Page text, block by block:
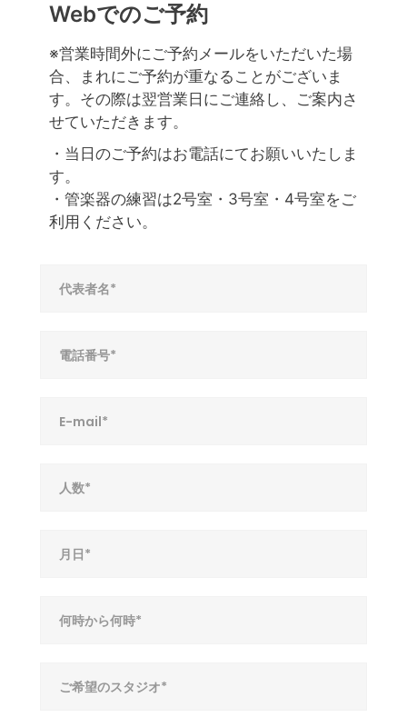
Webでのご予約
※営業時間外にご予約メールをいただいた場
合、まれにご予約が重なることがございま
す。その際は翌営業日にご連絡し、ご案内さ
せていただきます。
・当日のご予約はお電話にてお願いいたしま
す。
・管楽器の練習は2号室・3号室・4号室をご
利用ください。